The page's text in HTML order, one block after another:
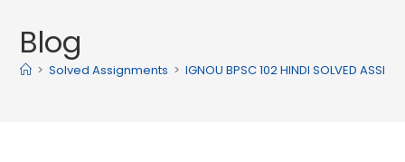
Blog
> Solved Assignments > IGNOU BPSC 102 HINDI SOLVED